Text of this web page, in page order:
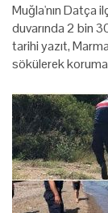
Muğla'nın Datça
duvarında 2 bin
tarihi yazıt,
sökülerek